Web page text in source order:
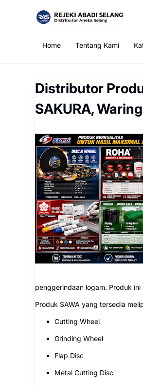
Home Tentang Kami
Distributor
SAKURA,
penggerindaan logam. Produk
Produk SAWA yang tersedia
Cutting Wheel
Grinding Wheel
Flap Disc
Metal Cutting Disc